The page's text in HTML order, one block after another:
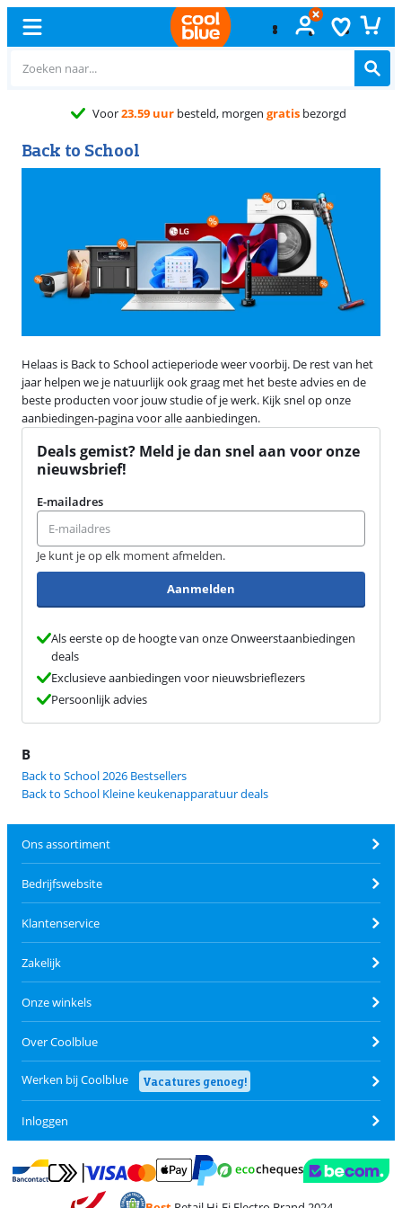
Voor23.59 uurbesteld, morgen gratisbezorgd
Back to School
Helaas is Back to School actieperiode weer voorbij. De rest van het
jaar helpen we je natuurlijk ook graag met het beste advies en de
beste producten voor jouw studie of je werk. Kijk snel op onze
aanbiedingen-pagina voor alle aanbiedingen.
Deals gemist? Meld je dan snel aan voor onze
nieuwsbrief!
E-mailadres
Je kunt je op elk moment afmelden.
Aanmelden
Als eerste op de hoogte van onze Onweerstaanbiedingen
deals
Exclusieve aanbiedingen voor nieuwsbrieflezers
Persoonlijk advies
B
Back to School 2026 Bestsellers
Back to School Kleine keukenapparatuur deals
Ons assortiment
Bedrijfswebsite
Klantenservice
Zakelijk
Onze winkels
Over Coolblue
Werken bij Coolblue Vacatures genoeg!
Inloggen
Betalen met Bancontact
Betalen met MasterCard en Visa via ClickToPay